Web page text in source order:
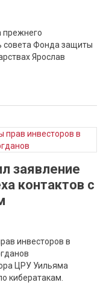
прежнего
совета Фонда защиты
Ярослав
заявление
контактов с
инвесторов в
ЦРУ Уильяма
кибератакам.